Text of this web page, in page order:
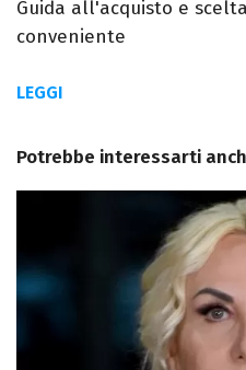
Guida all'acquisto e
conveniente
LEGGI
Potrebbe interessarti